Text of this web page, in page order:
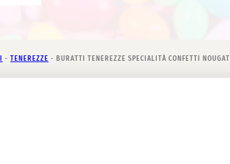
- TENEREZZE - BURATTI TENEREZZE SPECIALITÀ CONFETTI NOUGAT